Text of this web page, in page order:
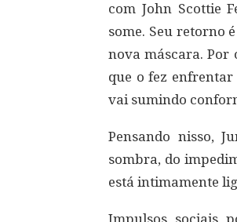
com John Scottie
some. Seu retorno
nova máscara. Por
que o fez enfrentar
vai sumindo
Pensando nisso,
sombra, do
está intimamente
Impulsos sociais